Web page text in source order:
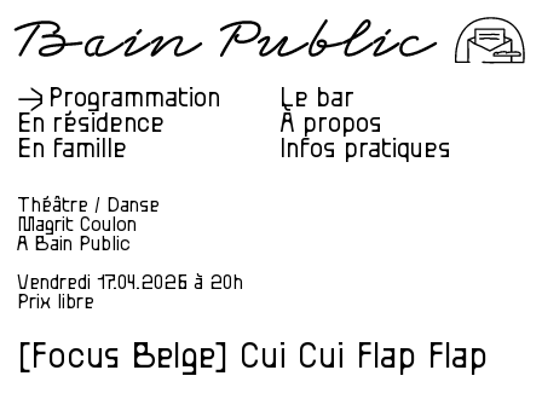
Programmation
En résidence
En famille
Le bar
À propos
Infos pratiques
Théâtre / Danse
Magrit Coulon
A Bain Public
Vendredi 17.04.2026 à 20h
Prix libre
[Focus Belge] Cui Cui Flap Flap